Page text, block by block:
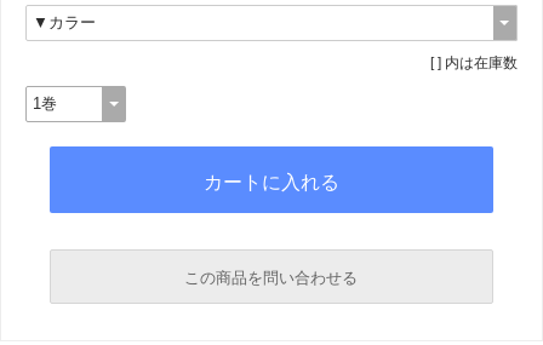
[ ] 内は在庫数
この商品を問い合わせる